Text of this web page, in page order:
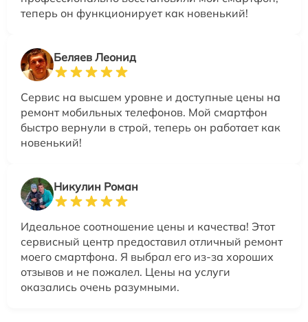
теперь он функционирует как новенький!
Беляев Леонид
Сервис на высшем уровне и доступные цены на
ремонт мобильных телефонов. Мой смартфон
быстро вернули в строй, теперь он работает как
новенький!
Никулин Роман
Идеальное соотношение цены и качества! Этот
сервисный центр предоставил отличный ремонт
моего смартфона. Я выбрал его из-за хороших
отзывов и не пожалел. Цены на услуги
оказались очень разумными.